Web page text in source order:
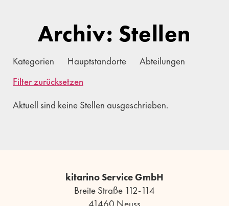
Archiv: Stellen
Kategorien Hauptstandorte
Abteilungen
Filter zurücksetzen
Aktuell sind keine Stellen ausgeschrieben.
kitarino Service GmbH
Breite Straße 112-114